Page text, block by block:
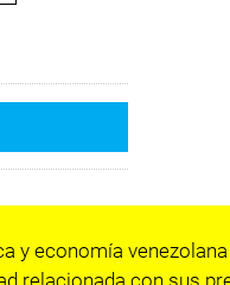
y economía
con sus